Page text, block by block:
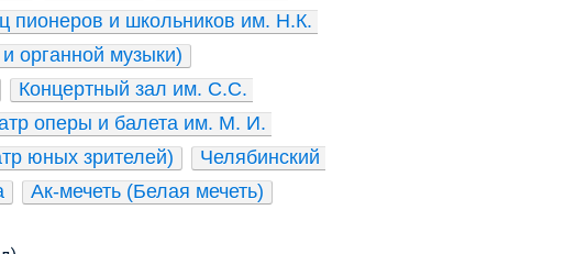
пионеров и школьников им. Н.К.
органной музыки)
Концертный зал им. С.С.
оперы и балета им. М. И.
юных зрителей)
Челябинский
Ак-мечеть (Белая мечеть)